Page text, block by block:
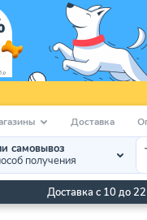
Доставка
самовывоз
получения
Доставка с 10 до 22